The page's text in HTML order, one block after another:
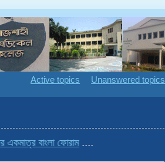
Active topics Unanswered topics
বাংলা ফোরাম ....